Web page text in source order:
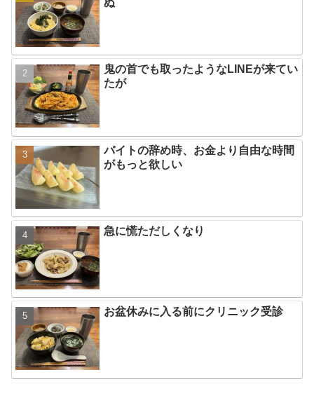
鬼の首でも取ったようなLINEが来てい
たが
バイトの辞め時、お金より自由な時間
がもっと欲しい
急に慌ただしくなり
お盆休みに入る前にクリニック受診